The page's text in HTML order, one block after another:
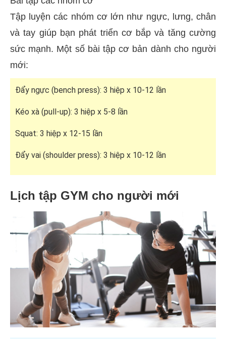
Tập luyện các nhóm cơ lớn như ngực, lưng, chân
và tay giúp bạn phát triển cơ bắp và tăng cường
sức mạnh. Một số bài tập cơ bản dành cho người
mới:
Đẩy ngực (bench press): 3 hiệp x 10-12 lần
Kéo xà (pull-up): 3 hiệp x 5-8 lần
Squat: 3 hiệp x 12-15 lần
Đẩy vai (shoulder press): 3 hiệp x 10-12 lần
Lịch tập GYM cho người mới